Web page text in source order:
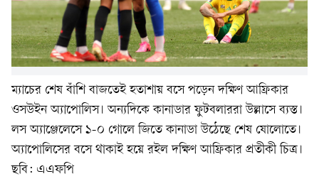
ম্যাচের শেষ বাঁশি বাজতেই হতাশায় বসে পড়েন দক্ষিণ আফ্রিকার
ওসউইন অ্যাপোলিস। অন্যদিকে কানাডার ফুটবলাররা উল্লাসে ব্যস্ত।
লস অ্যাঞ্জেলেসে ১-০ গোলে জিতে কানাডা উঠেছে শেষ ষোলোতে।
অ্যাপোলিসের বসে থাকাই হয়ে রইল দক্ষিণ আফ্রিকার প্রতীকী চিত্র।
ছবি: এএফপি